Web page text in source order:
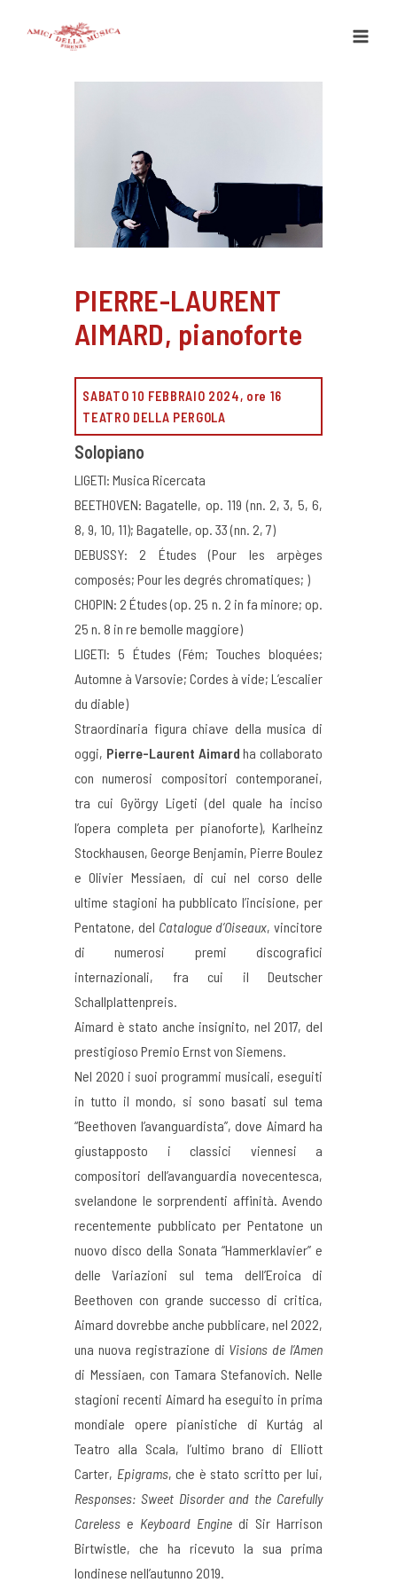
PIERRE-LAURENT
AIMARD, pianoforte
SABATO 10 FEBBRAIO 2024, ore 16
TEATRO DELLA PERGOLA
Solopiano
LIGETI: Musica Ricercata
BEETHOVEN: Bagatelle, op. 119 (nn. 2, 3, 5, 6,
8, 9, 10, 11); Bagatelle, op. 33 (nn. 2, 7)
DEBUSSY: 2 Études (Pour les arpèges
composés; Pour les degrés chromatiques; )
CHOPIN: 2 Études (op. 25 n. 2 in fa minore; op.
25 n. 8 in re bemolle maggiore)
LIGETI: 5 Études (Fém; Touches bloquées;
Automne à Varsovie; Cordes à vide; L’escalier
du diable)
Straordinaria figura chiave della musica di
oggi, Pierre-Laurent Aimardha collaborato
con numerosi compositori contemporanei,
tra cui György Ligeti (del quale ha inciso
l’opera completa per pianoforte), Karlheinz
Stockhausen, George Benjamin, Pierre Boulez
e Olivier Messiaen, di cui nel corso delle
ultime stagioni ha pubblicato l’incisione, per
Pentatone, del Catalogue d’Oiseaux, vincitore
di numerosi premi discografici
internazionali, fra cui il Deutscher
Schallplattenpreis.
Aimard è stato anche insignito, nel 2017, del
prestigioso Premio Ernst von Siemens.
Nel 2020 i suoi programmi musicali, eseguiti
in tutto il mondo, si sono basati sul tema
“Beethoven l’avanguardista”, dove Aimard ha
giustapposto i classici viennesi a
compositori dell’avanguardia novecentesca,
svelandone le sorprendenti affinità. Avendo
recentemente pubblicato per Pentatone un
nuovo disco della Sonata “Hammerklavier” e
delle Variazioni sul tema dell’Eroica di
Beethoven con grande successo di critica,
Aimard dovrebbe anche pubblicare, nel 2022,
una nuova registrazione di Visions de l’Amen
di Messiaen, con Tamara Stefanovich. Nelle
stagioni recenti Aimard ha eseguito in prima
mondiale opere pianistiche di Kurtág al
Teatro alla Scala, l’ultimo brano di Elliott
Carter, Epigrams, che è stato scritto per lui,
Responses: Sweet Disorder and the Carefully
Careless e Keyboard Engine di Sir Harrison
Birtwistle, che ha ricevuto la sua prima
londinese nell’autunno 2019.